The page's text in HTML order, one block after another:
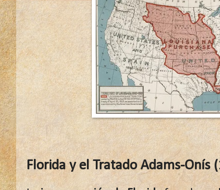
Florida y el Tratado Adams-Onís